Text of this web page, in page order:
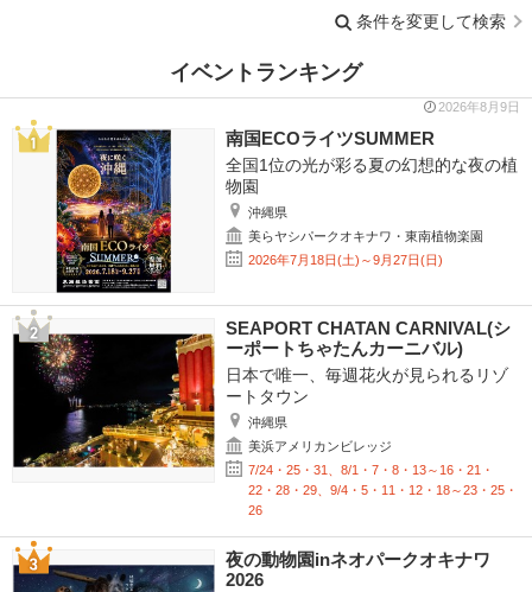
条件を変更して検索
イベントランキング
2026年8月9日
南国ECOライツSUMMER
全国1位の光が彩る夏の幻想的な夜の植
物園
沖縄県
美らヤシパークオキナワ・東南植物楽園
2026年7月18日(土)～9月27日(日)
SEAPORT CHATAN CARNIVAL(シ
ーポートちゃたんカーニバル)
日本で唯一、毎週花火が見られるリゾ
ートタウン
沖縄県
美浜アメリカンビレッジ
7/24・25・31、8/1・7・8・13～16・21・
22・28・29、9/4・5・11・12・18～23・25・
26
夜の動物園inネオパークオキナワ
2026